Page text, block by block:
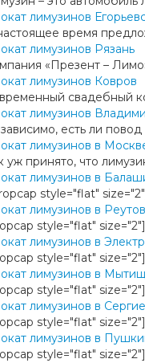
лимузинов
время
лимузинов Рязань
«Презент –
лимузинов Ковров
свадебный
лимузинов
есть ли
лимузинов в
уж принято, что
лимузинов в
style="flat"
лимузинов в
style="flat"
лимузинов в
style="flat"
лимузинов в
style="flat"
лимузинов в
style="flat"
лимузинов в
style="flat"